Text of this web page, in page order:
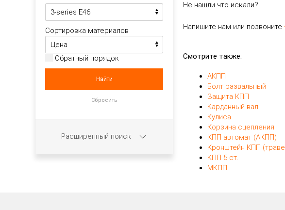
Не нашли что искали?
Напишите нам или позвоните
Смотрите также:
АКПП
Болт развальный
Защита КПП
Карданный вал
Кулиса
Корзина сцепления
КПП автомат (АКПП)
Кронштейн КПП
КПП 5 ст.
МКПП
Сортировка материалов
Обратный порядок
Расширенный поиск